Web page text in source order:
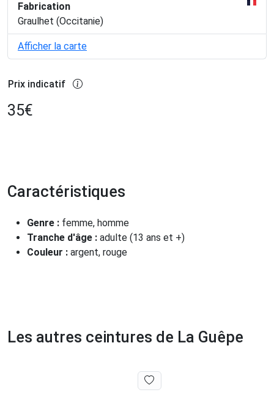
Fabrication
Graulhet (Occitanie)
Afficher la carte
Prix indicatif
35€
Caractéristiques
Genre : femme, homme
Tranche d'âge : adulte (13 ans et +)
Couleur : argent, rouge
Les autres ceintures de La Guêpe